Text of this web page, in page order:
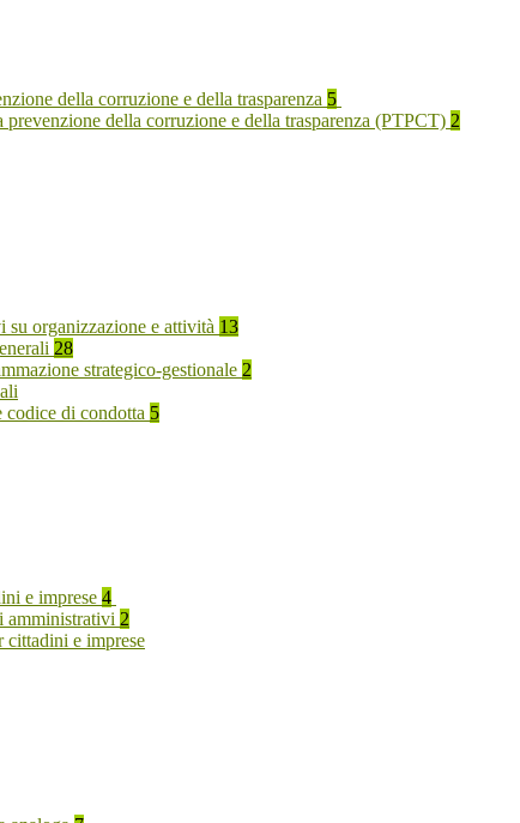
della corruzione e della trasparenza 5
prevenzione della corruzione e della trasparenza (PTPCT) 2
organizzazione e attività 13
28
strategico-gestionale 2
codice di condotta 5
e imprese 4
amministrativi 2
e imprese